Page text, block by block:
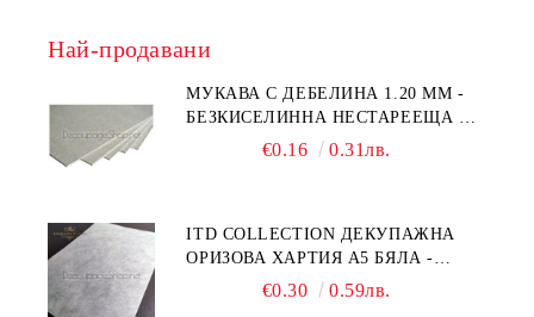
Най-продавани
МУКАВА С ДЕБЕЛИНА 1.20 MM -
БЕЗКИСЕЛИННА НЕСТАРЕЕЩА А5
- 210 Х 150ММ
€0.16 0.31лв.
ITD COLLECTION ДЕКУПАЖНА
ОРИЗОВА ХАРТИЯ А5 БЯЛА -
€0.30 0.59лв.